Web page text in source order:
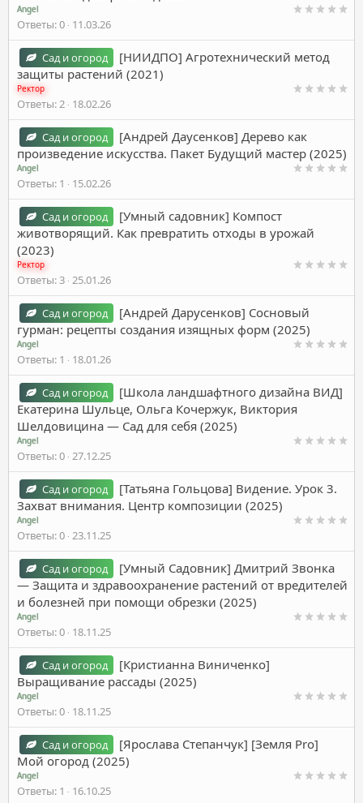
Angel
Ответы 0 11.03.26
Сад и огород
[НИИДПО] Агротехнический метод
защиты растений (2021)
Ректор
Ответы 2 18.02.26
Сад и огород
[Андрей Даусенков] Дерево как
произведение искусства. Пакет Будущий мастер (2025)
Angel
Ответы 1 15.02.26
Сад и огород
[Умный садовник] Компост
животворящий. Как превратить отходы в урожай
(2023)
Ректор
Ответы 3 25.01.26
Сад и огород
[Андрей Дарусенков] Сосновый
гурман: рецепты создания изящных форм (2025)
Angel
Ответы 1 18.01.26
Сад и огород
[Школа ландшафтного дизайна ВИД]
Екатерина Шульце, Ольга Кочержук, Виктория
Шелдовицина ― Сад для себя (2025)
Angel
Ответы 0 27.12.25
Сад и огород
[Татьяна Гольцова] Видение. Урок 3.
Захват внимания. Центр композиции (2025)
Angel
Ответы 0 23.11.25
Сад и огород
[Умный Садовник] Дмитрий Звонка
― Защита и здравоохранение растений от вредителей
и болезней при помощи обрезки (2025)
Angel
Ответы 0 18.11.25
Сад и огород
[Кристианна Виниченко]
Выращивание рассады (2025)
Angel
Ответы 0 18.11.25
Сад и огород
[Ярослава Степанчук] [Земля Pro]
Мой огород (2025)
Angel
Ответы 1 16.10.25